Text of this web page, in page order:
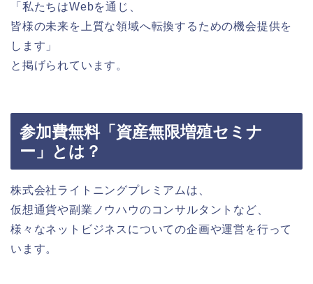
「私たちはWebを通じ、
皆様の未来を上質な領域へ転換するための機会提供を
します」
と掲げられています。
参加費無料「資産無限増殖セミナ
ー」とは？
株式会社ライトニングプレミアムは、
仮想通貨や副業ノウハウのコンサルタントなど、
様々なネットビジネスについての企画や運営を行って
います。